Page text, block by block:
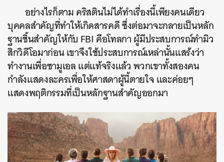
อย่างไรก็ตาม คริสตินไม่ได้ทำเรื่องนี้เพียงคนเดียว
บุคคลสำคัญที่ทำให้เกิดสารคดี ซึ่งต่อมาจะกลายเป็นหลัก
ฐานชิ้นสำคัญให้กับ FBI คือโทลกา ผู้มีประสบการณ์ทำมิว
สิกวิดีโอมาก่อน เขาจึงใช้ประสบการณ์เหล่านั้นแสร้งว่า
ทำงานเพื่อซามูเอล แต่แท้จริงแล้ว พวกเขาทั้งสองคน
กำลังแสดงละครเพื่อให้ศาสดาผู้นี้ตายใจ และค่อยๆ
แสดงพฤติกรรมที่เป็นหลักฐานสำคัญออกมา